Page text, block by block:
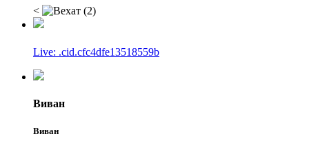
<
Live: .cid.cfc4dfe13518559b
Виван
Виван